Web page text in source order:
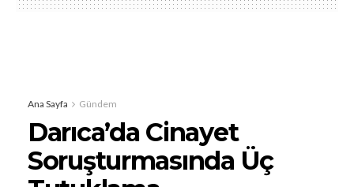
Ana Sayfa Gündem
Darıca’da Cinayet
Soruşturmasında Üç